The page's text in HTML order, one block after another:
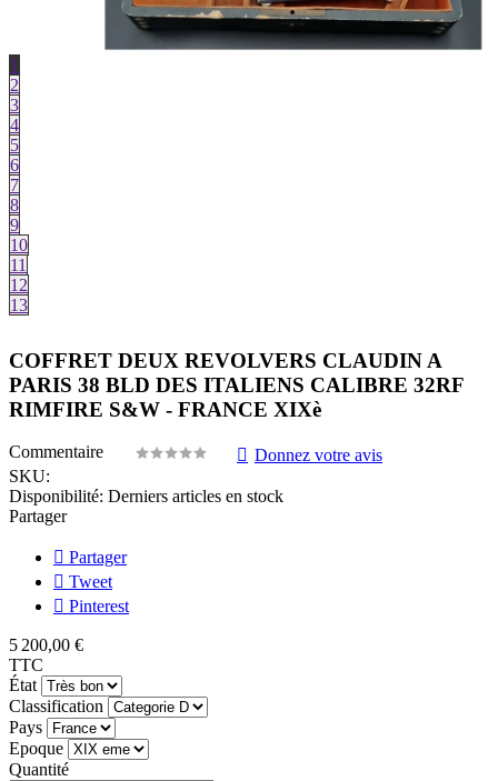
1
2
3
4
5
6
7
8
9
10
11
12
13
COFFRET DEUX REVOLVERS CLAUDIN A
PARIS 38 BLD DES ITALIENS CALIBRE 32RF
RIMFIRE S&W - FRANCE XIXè
Commentaire
Donnez votre avis
SKU:
Disponibilité: Derniers articles en stock
Partager
Partager
Tweet
Pinterest
5 200,00 €
TTC
État
Classification
Pays
Epoque
Quantité